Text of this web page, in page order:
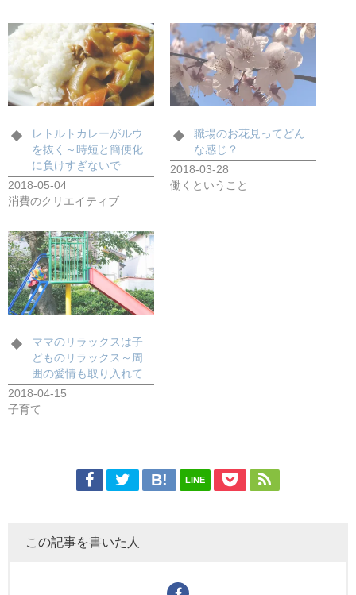
レトルトカレーがルウ
を抜く～時短と簡便化
に負けすぎないで
2018-05-04
消費のクリエイティブ
職場のお花見ってどん
な感じ？
2018-03-28
働くということ
ママのリラックスは子
どものリラックス～周
囲の愛情も取り入れて
2018-04-15
子育て
LINE
この記事を書いた人